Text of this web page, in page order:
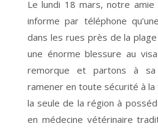
Le lundi 18 mars, notre amie
informe par téléphone
dans les rues près de la
une énorme blessure au
remorque et partons à
ramener en toute sécurité à la
la seule de la région à
en médecine vétérinaire